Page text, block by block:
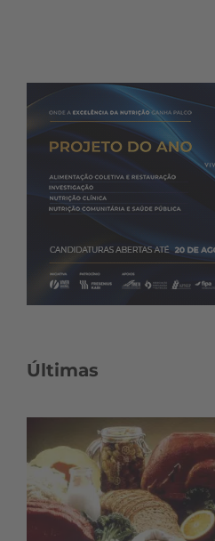
Últimas